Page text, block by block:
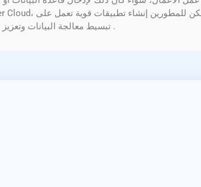
تبسيط معالجة البيانات وتعزيز الإنتاجية وتحسين الدقة عبر مختلف المهام المتعلقة بالمستندات .